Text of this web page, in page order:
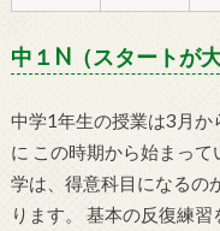
中１N（スタートが大
中学1年生の授業は3月か
に この時期から始まっ
学は、得意科目になるの
ります。 基本の反復練